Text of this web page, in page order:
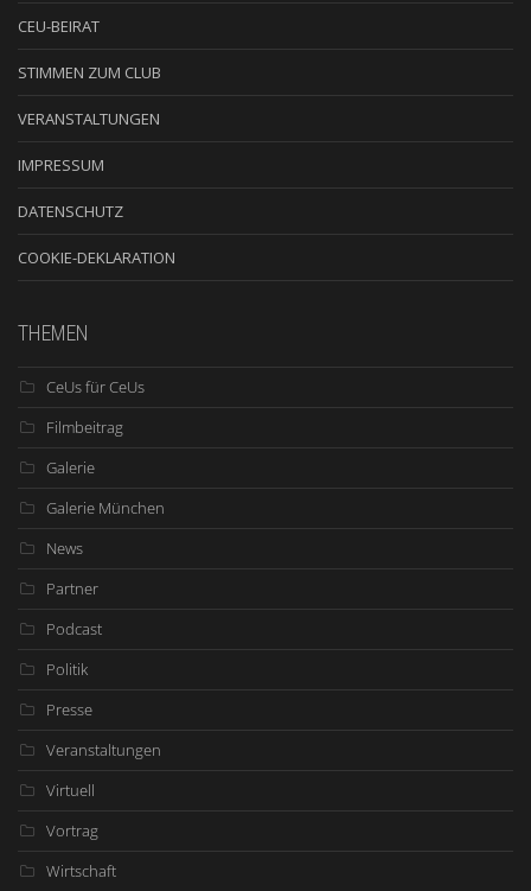
CEU-BEIRAT
STIMMEN ZUM CLUB
VERANSTALTUNGEN
IMPRESSUM
DATENSCHUTZ
COOKIE-DEKLARATION
THEMEN
CeUs für CeUs
Filmbeitrag
Galerie
Galerie München
News
Partner
Podcast
Politik
Presse
Veranstaltungen
Virtuell
Vortrag
Wirtschaft